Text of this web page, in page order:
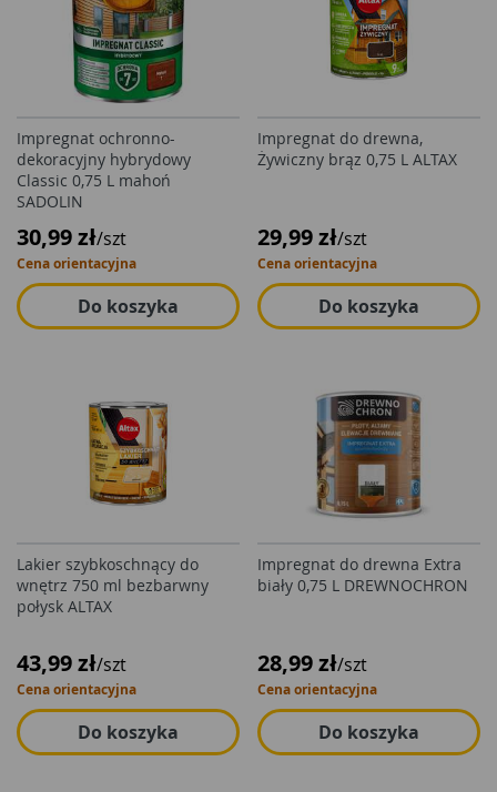
Impregnat ochronno-
dekoracyjny hybrydowy
Classic 0,75 L mahoń
SADOLIN
30,99 zł/szt
Cena orientacyjna
Do koszyka
Impregnat do drewna,
Żywiczny brąz 0,75 L ALTAX
29,99 zł/szt
Cena orientacyjna
Do koszyka
Lakier szybkoschnący do
wnętrz 750 ml bezbarwny
połysk ALTAX
43,99 zł/szt
Cena orientacyjna
Do koszyka
Impregnat do drewna Extra
biały 0,75 L DREWNOCHRON
28,99 zł/szt
Cena orientacyjna
Do koszyka